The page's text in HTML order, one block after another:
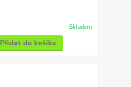
Skladem
Přidat do košíku